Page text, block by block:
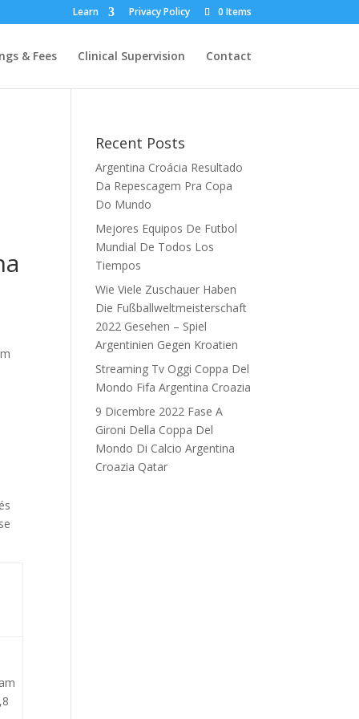
Learn Privacy Policy 0 Items
& Fees Clinical Supervision Contact
Recent Posts
Argentina Croácia Resultado
Da Repescagem Pra Copa
Do Mundo
Mejores Equipos De Futbol
Mundial De Todos Los
Tiempos
Wie Viele Zuschauer Haben
Die Fußballweltmeisterschaft
2022 Gesehen – Spiel
Argentinien Gegen Kroatien
Streaming Tv Oggi Coppa Del
Mondo Fifa Argentina Croazia
9 Dicembre 2022 Fase A
Gironi Della Coppa Del
Mondo Di Calcio Argentina
Croazia Qatar